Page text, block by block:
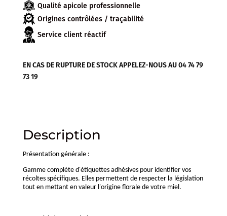
Qualité apicole professionnelle
Origines contrôlées / traçabilité
Service client réactif
EN CAS DE RUPTURE DE STOCK APPELEZ-NOUS AU 04 74 79
73 19
Description
Présentation générale :
Gamme complète d'étiquettes adhésives pour identifier vos
récoltes spécifiques. Elles permettent de respecter la législation
tout en mettant en valeur l'origine florale de votre miel.